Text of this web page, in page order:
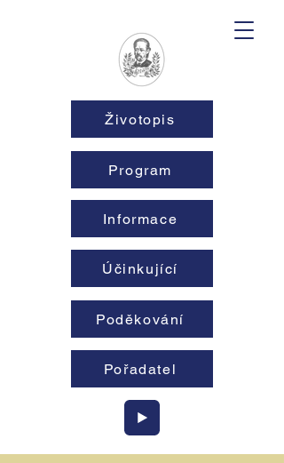
Program
Životopis
Účinkující
Poděkování
Pořadatel
Informace